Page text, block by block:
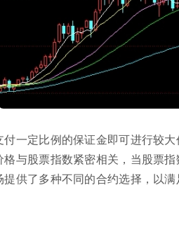
一定比例的保证金即可进行较
与股票指数紧密相关，当股票
供了多种不同的合约选择，以满